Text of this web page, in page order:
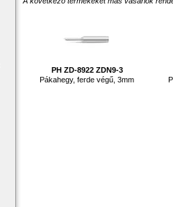
PH ZD-8922 ZDN9-3
Pákahegy, ferde végű, 3mm